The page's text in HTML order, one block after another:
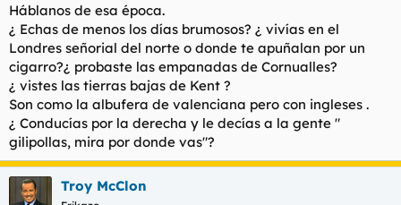
Háblanos de esa época.
¿ Echas de menos los días brumosos? ¿ vivías en el
Londres señorial del norte o donde te apuñalan por un
cigarro?¿ probaste las empanadas de Cornualles?
¿ vistes las tierras bajas de Kent ?
Son como la albufera de valenciana pero con ingleses .
¿ Conducías por la derecha y le decías a la gente "
gilipollas, mira por donde vas"?
Troy McClon